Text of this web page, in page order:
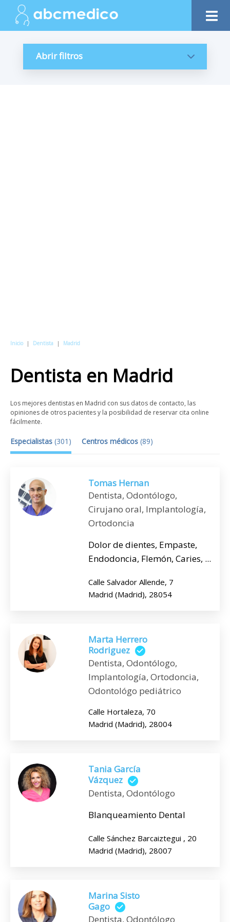
Abrir filtros
Inicio | Dentista | Madrid
Dentista en Madrid
Los mejores dentistas en Madrid con sus datos de contacto, las
opiniones de otros pacientes y la posibilidad de reservar cita online
fácilmente.
Especialistas (301 ) Centros médicos (89)
Tomas Hernan
Dentista, Odontólogo,
Cirujano oral, Implantología,
Ortodoncia
Dolor de dientes, Empaste,
Endodoncia, Flemón, Caries, ...
Calle Salvador Allende, 7
Madrid (Madrid), 28054
Marta Herrero
Rodriguez
Dentista, Odontólogo,
Implantología, Ortodoncia,
Odontológo pediátrico
Calle Hortaleza, 70
Madrid (Madrid), 28004
Tania García
Vázquez
Dentista, Odontólogo
Blanqueamiento Dental
Calle Sánchez Barcaiztegui , 20
Madrid (Madrid), 28007
Marina Sisto
Gago
Dentista, Odontólogo